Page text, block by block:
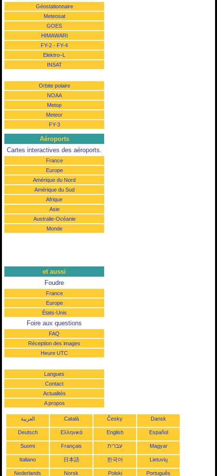
Géostationnaire
Meteosat
GOES
HIMAWARI
FY-2 - FY-4
Elektro–L
INSAT
Orbite polaire
NOAA
Metop
Meteor
FY-3
Aéroports
Cartes interactives des aéroports.
France
Europe
Amérique du Nord
Amérique du Sud
Afrique
Asie
Australie-Océanie
Monde
et aussi
Foudre
France
Europe
États-Unis
Foire aux questions
FAQ
Réception des images
Heure UTC
Langues
Contact
Actualités
A propos
العربية Català Česky Dansk
Deutsch Ελληνικά English Español
Suomi Français עברית Magyar
Italiano 日本語 한국어 Lietuvių
Nederlands Norsk Polski Português